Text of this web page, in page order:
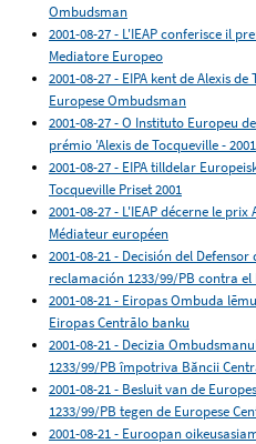
Ombudsman
2001-08-27 - L'IEAP conferisce il
Mediatore Europeo
2001-08-27 - EIPA kent de Alexis
Europese Ombudsman
2001-08-27 - O Instituto Europeu
prémio 'Alexis de Tocqueville -
2001-08-27 - EIPA tilldelar
Tocqueville Priset 2001
2001-08-27 - L'IEAP décerne le prix
Médiateur européen
2001-08-21 - Decisión del
reclamación 1233/99/PB contra
2001-08-21 - Eiropas Ombuda
Eiropas Centrālo banku
2001-08-21 - Decizia
1233/99/PB împotriva Băncii
2001-08-21 - Besluit van de
1233/99/PB tegen de Europese
2001-08-21 - Euroopan